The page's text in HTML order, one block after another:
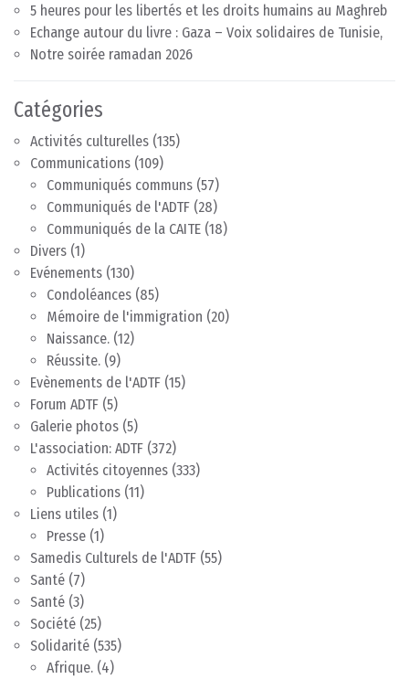
5 heures pour les libertés et les droits humains au Maghreb
Echange autour du livre : Gaza – Voix solidaires de Tunisie,
Notre soirée ramadan 2026
Catégories
Activités culturelles (135)
Communications (109)
Communiqués communs (57)
Communiqués de l'ADTF (28)
Communiqués de la CAITE (18)
Divers (1)
Evénements (130)
Condoléances (85)
Mémoire de l'immigration (20)
Naissance. (12)
Réussite. (9)
Evènements de l'ADTF (15)
Forum ADTF (5)
Galerie photos (5)
L'association: ADTF (372)
Activités citoyennes (333)
Publications (11)
Liens utiles (1)
Presse (1)
Samedis Culturels de l'ADTF (55)
Santé (7)
Santé (3)
Société (25)
Solidarité (535)
Afrique. (4)